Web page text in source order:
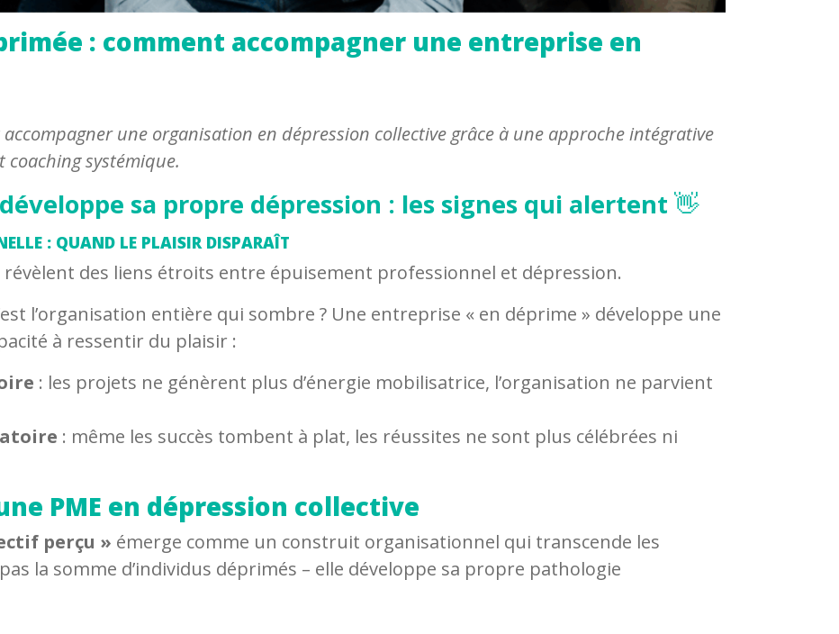
: comment accompagner une entreprise en
une organisation en dépression collective grâce à une approche intégrative
systémique.
sa propre dépression : les signes qui alertent 👋
: QUAND LE PLAISIR DISPARAÎT
des liens étroits entre épuisement professionnel et dépression.
l’organisation entière qui sombre ? Une entreprise « en déprime » développe une
à ressentir du plaisir :
: les projets ne génèrent plus d’énergie mobilisatrice, l’organisation ne parvient
: même les succès tombent à plat, les réussites ne sont plus célébrées ni
PME en dépression collective
perçu » émerge comme un construit organisationnel qui transcende les
la somme d’individus déprimés – elle développe sa propre pathologie